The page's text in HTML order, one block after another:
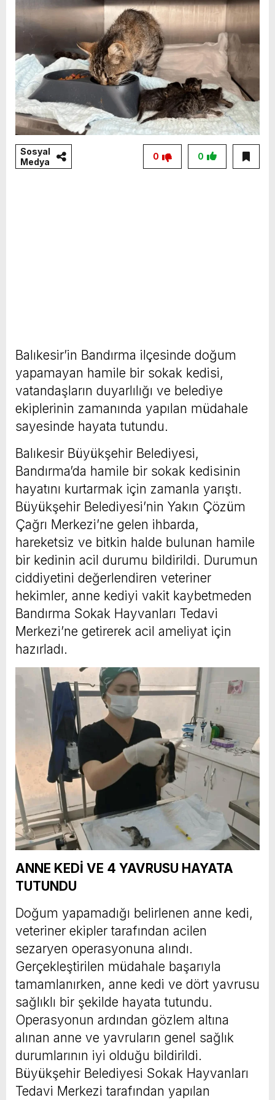
Sosyal
Medya
0
0
Balıkesir’in Bandırma ilçesinde doğum
yapamayan hamile bir sokak kedisi,
vatandaşların duyarlılığı ve belediye
ekiplerinin zamanında yapılan müdahale
sayesinde hayata tutundu.
Balıkesir Büyükşehir Belediyesi,
Bandırma’da hamile bir sokak kedisinin
hayatını kurtarmak için zamanla yarıştı.
Büyükşehir Belediyesi’nin Yakın Çözüm
Çağrı Merkezi’ne gelen ihbarda,
hareketsiz ve bitkin halde bulunan hamile
bir kedinin acil durumu bildirildi. Durumun
ciddiyetini değerlendiren veteriner
hekimler, anne kediyi vakit kaybetmeden
Bandırma Sokak Hayvanları Tedavi
Merkezi’ne getirerek acil ameliyat için
hazırladı.
ANNE KEDİ VE 4 YAVRUSU HAYATA
TUTUNDU
Doğum yapamadığı belirlenen anne kedi,
veteriner ekipler tarafından acilen
sezaryen operasyonuna alındı.
Gerçekleştirilen müdahale başarıyla
tamamlanırken, anne kedi ve dört yavrusu
sağlıklı bir şekilde hayata tutundu.
Operasyonun ardından gözlem altına
alınan anne ve yavruların genel sağlık
durumlarının iyi olduğu bildirildi.
Büyükşehir Belediyesi Sokak Hayvanları
Tedavi Merkezi tarafından yapılan